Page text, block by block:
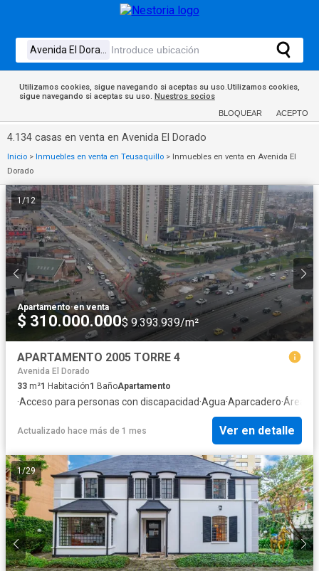
Utilizamos cookies, sigue navegando si aceptas su uso.Utilizamos cookies,
sigue navegando si aceptas su uso. Nuestros socios
BLOQUEAR ACEPTO
4.134 casas en venta en Avenida El Dorado
Inicio > Inmuebles en venta en Teusaquillo > Inmuebles en venta en Avenida El
Dorado
1 /12
Apartamento·en venta
$ 310.000.000$ 9.393.939/m²
APARTAMENTO 2005 TORRE 4
Avenida El Dorado
33 m²1 Habitación1 BañoApartamento
·Acceso para personas con discapacidad·Agua·Aparcadero·Área
Actualizado hace más de 1 mes Ver en detalle
1/29